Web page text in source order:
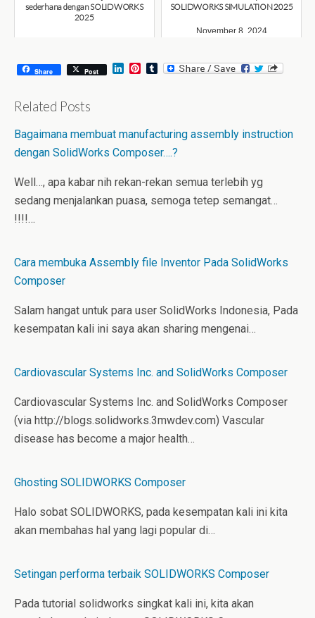
sederhana dengan SOLIDWORKS
2025
SOLIDWORKS SIMULATION 2025
November 8, 2024
Share Post
L
I
n
P
e
s
t
T
Related Posts
Bagaimana membuat manufacturing assembly instruction
dengan SolidWorks Composer….?
Well…, apa kabar nih rekan-rekan semua terlebih yg
sedang menjalankan puasa, semoga tetep semangat…
!!!!…
Cara membuka Assembly file Inventor Pada SolidWorks
Composer
Salam hangat untuk para user SolidWorks Indonesia, Pada
kesempatan kali ini saya akan sharing mengenai…
Cardiovascular Systems Inc. and SolidWorks Composer
Cardiovascular Systems Inc. and SolidWorks Composer
(via http://blogs.solidworks.3mwdev.com) Vascular
disease has become a major health…
Ghosting SOLIDWORKS Composer
Halo sobat SOLIDWORKS, pada kesempatan kali ini kita
akan membahas hal yang lagi popular di…
Setingan performa terbaik SOLIDWORKS Composer
Pada tutorial solidworks singkat kali ini, kita akan